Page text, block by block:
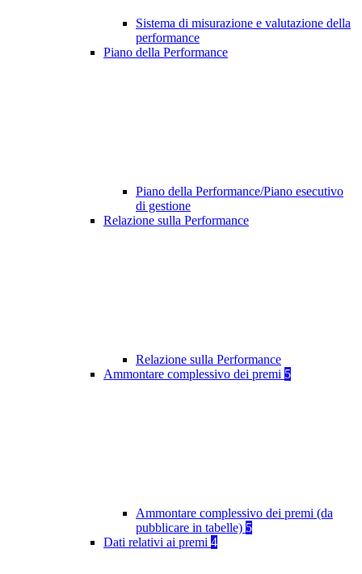
Sistema di misurazione e valutazione della
performance
Piano della Performance
Piano della Performance/Piano esecutivo
di gestione
Relazione sulla Performance
Relazione sulla Performance
Ammontare complessivo dei premi 5
Ammontare complessivo dei premi (da
pubblicare in tabelle) 5
Dati relativi ai premi 4